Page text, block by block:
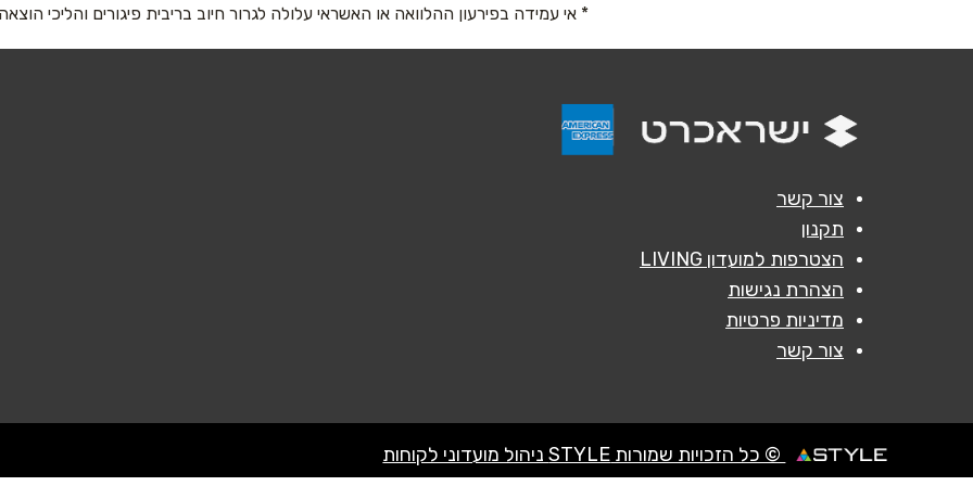
אנא חזרו אלי בקשר ל...
* אי עמידה בפירעון ההלוואה או האשראי עלולה לגרור חיוב בריבית פיגורים והליכי
צור קשר
תקנון
הצטרפות למועדון LIVING
הצהרת נגישות
מדיניות פרטיות
צור קשר
© כל הזכויות שמורות STYLE ניהול מועדוני לקוחות